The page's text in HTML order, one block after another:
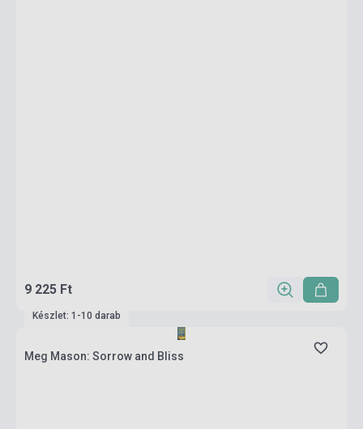
9 225 Ft
Készlet: 1-10 darab
Meg Mason: Sorrow and Bliss